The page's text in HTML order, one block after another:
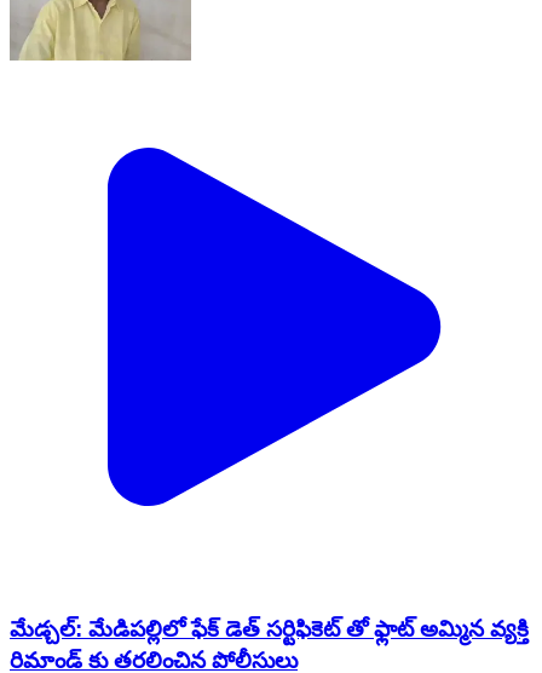
మేడ్చల్: మేడిపల్లిలో ఫేక్ డెత్ సర్టిఫికెట్ తో ఫ్లాట్ అమ్మిన వ్యక్తి
రిమాండ్ కు తరలించిన పోలీసులు